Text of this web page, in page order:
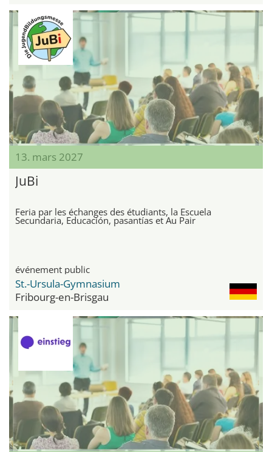
13. mars 2027
JuBi
Feria par les échanges des étudiants, la Escuela
Secundaria, Educación, pasantías et Au Pair
événement public
St.-Ursula-Gymnasium
Fribourg-en-Brisgau